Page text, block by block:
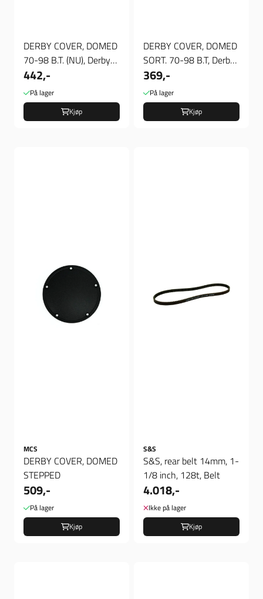
DERBY COVER, DOMED
70-98 B.T. (NU), Derby
Deksel
442,-
På lager
Kjøp
DERBY COVER, DOMED
SORT. 70-98 B.T, Derby
Deksel
369,-
På lager
Kjøp
MCS
DERBY COVER, DOMED
STEPPED
509,-
På lager
Kjøp
S&S
S&S, rear belt 14mm, 1-
1/8 inch, 128t, Belt
4.018,-
Ikke på lager
Kjøp